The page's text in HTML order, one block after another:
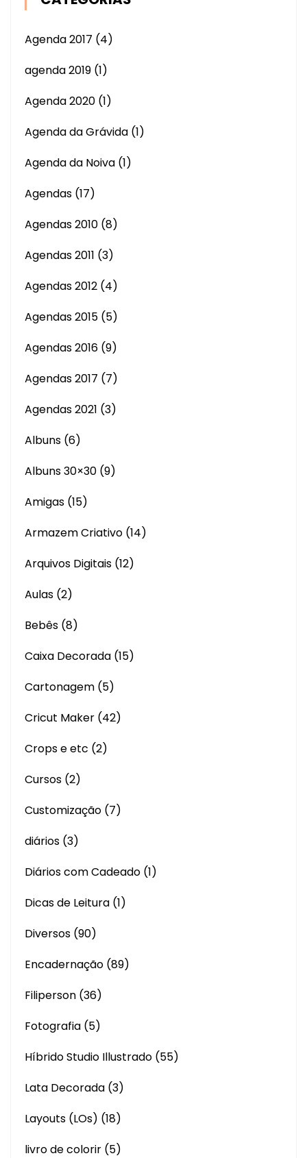
Agenda 2017 (4)
agenda 2019 (1)
Agenda 2020 (1)
Agenda da Grávida (1)
Agenda da Noiva (1)
Agendas (17)
Agendas 2010 (8)
Agendas 2011 (3)
Agendas 2012 (4)
Agendas 2015 (5)
Agendas 2016 (9)
Agendas 2017 (7)
Agendas 2021 (3)
Albuns (6)
Albuns 30×30 (9)
Amigas (15)
Armazem Criativo (14)
Arquivos Digitais (12)
Aulas (2)
Bebês (8)
Caixa Decorada (15)
Cartonagem (5)
Cricut Maker (42)
Crops e etc (2)
Cursos (2)
Customização (7)
diários (3)
Diários com Cadeado (1)
Dicas de Leitura (1)
Diversos (90)
Encadernação (89)
Filiperson (36)
Fotografia (5)
Híbrido Studio Illustrado (55)
Lata Decorada (3)
Layouts (LOs) (18)
livro de colorir (5)